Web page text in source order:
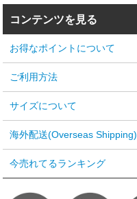
コンテンツを見る
お得なポイントについて
ご利用方法
サイズについて
海外配送(Overseas Shipping)
今売れてるランキング